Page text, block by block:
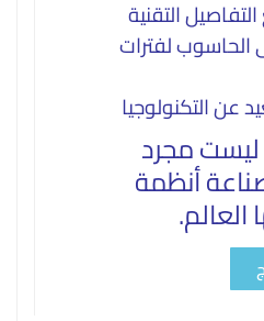
التقنية
لفترات
التكنولوجيا
ليست مجرد
أنظمة